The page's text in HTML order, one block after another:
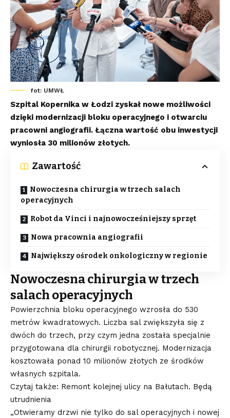
fot: UMWŁ
Szpital Kopernika w Łodzi zyskał nowe możliwości
dzięki modernizacji bloku operacyjnego i otwarciu
pracowni angiografii. Łączna wartość obu inwestycji
wyniosła 30 milionów złotych.
Zawartość
Nowoczesna chirurgia w trzech salach
operacyjnych
Robot da Vinci i najnowocześniejszy sprzęt
Nowa pracownia angiografii
Największy ośrodek onkologiczny w regionie
Nowoczesna chirurgia w trzech
salach operacyjnych
Powierzchnia bloku operacyjnego wzrosła do 530
metrów kwadratowych. Liczba sal zwiększyła się z
dwóch do trzech, przy czym jedna została specjalnie
przygotowana dla chirurgii robotycznej. Modernizacja
kosztowała ponad 10 milionów złotych ze środków
własnych szpitala.
Czytaj także: Remont kolejnej ulicy na Bałutach. Będą
utrudnienia
„Otwieramy drzwi nie tylko do sal operacyjnych i nowej